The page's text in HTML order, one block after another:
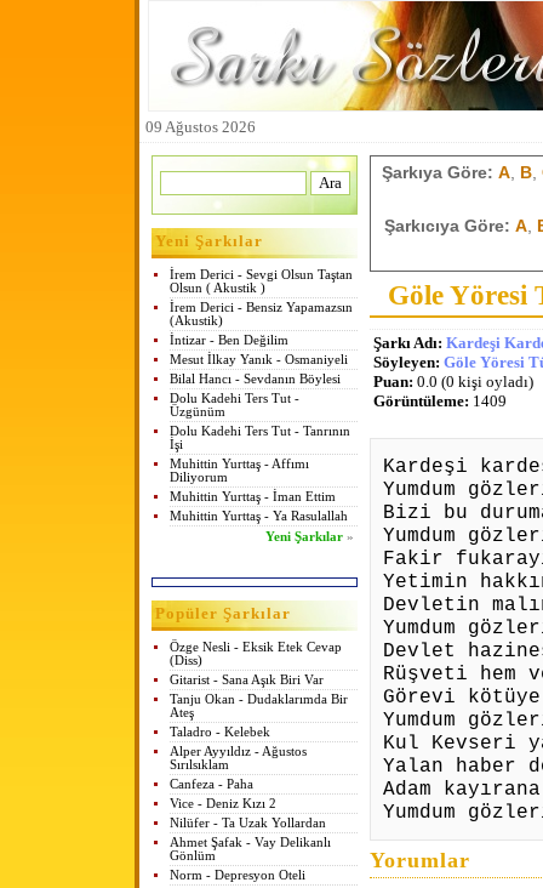
09 Ağustos 2026
Yeni Şarkılar
İrem Derici - Sevgi Olsun Taştan
Olsun ( Akustik )
İrem Derici - Bensiz Yapamazsın
(Akustik)
İntizar - Ben Değilim
Mesut İlkay Yanık - Osmaniyeli
Bilal Hancı - Sevdanın Böylesi
Dolu Kadehi Ters Tut -
Üzgünüm
Dolu Kadehi Ters Tut - Tanrının
İşi
Muhittin Yurttaş - Affımı
Diliyorum
Muhittin Yurttaş - İman Ettim
Muhittin Yurttaş - Ya Rasulallah
Yeni Şarkılar »
Popüler Şarkılar
Özge Nesli - Eksik Etek Cevap
(Diss)
Gitarist - Sana Aşık Biri Var
Tanju Okan - Dudaklarımda Bir
Ateş
Taladro - Kelebek
Alper Ayyıldız - Ağustos
Sırılsıklam
Canfeza - Paha
Vice - Deniz Kızı 2
Nilüfer - Ta Uzak Yollardan
Ahmet Şafak - Vay Delikanlı
Gönlüm
Norm - Depresyon Oteli
Şarkıya Göre: A, B,
Şarkıcıya Göre: A,
Göle Yöresi
Şarkı Adı: Kardeşi
Söyleyen: Göle Yöresi
Puan: 0.0 (0 kişi oyladı)
Görüntüleme: 1409
Kardeşi
Yumdum
Bizi bu
Yumdum
Fakir
Yetimin
Devletin
Yumdum
Devlet
Rüşveti hem
Görevi
Yumdum
Kul Kevseri
Yalan haber
Adam
Yumdum
Yorumlar